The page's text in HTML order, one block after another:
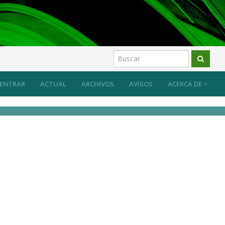
ACTUAL ARCHIVOS AVISOS ACERCA DE
ENTRAR
desde las prácticas artísticas? Artículos